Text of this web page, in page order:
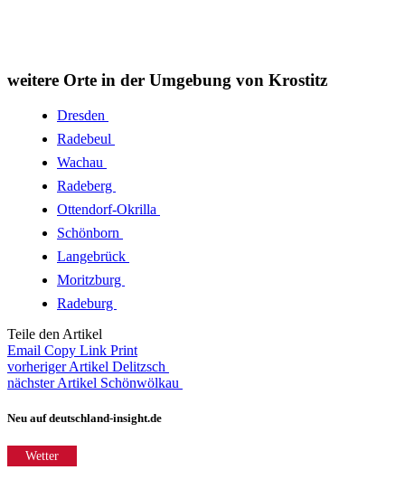
weitere Orte in der Umgebung von Krostitz
Dresden
Radebeul
Wachau
Radeberg
Ottendorf-Okrilla
Schönborn
Langebrück
Moritzburg
Radeburg
Teile den Artikel
Email Copy Link Print
vorheriger Artikel Delitzsch
nächster Artikel Schönwölkau
Neu auf deutschland-insight.de
Wetter